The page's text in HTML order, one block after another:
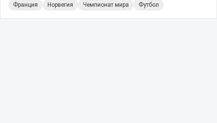
Франция Норвегия Чемпионат мира Футбол